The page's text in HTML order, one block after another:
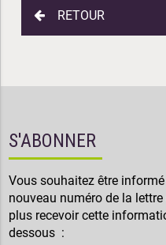
RETOUR
S'ABONNER
Vous souhaitez être
nouveau numéro de la
plus recevoir cette
dessous :